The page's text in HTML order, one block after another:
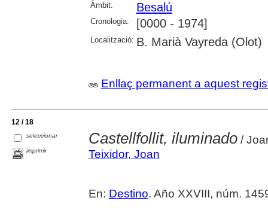
Àmbit: Besalú
Cronologia: [0000 - 1974]
Localització: B. Marià Vayreda (Olot)
Enllaç permanent a aquest
12 / 18
seleccionar
imprimir
Castellfollit, iluminado/
Teixidor, Joan
En: Destino. Año XXVIII, núm.